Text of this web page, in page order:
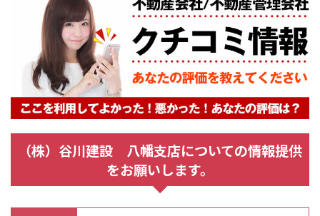
（株）谷川建設 八幡支店についての情報提供
をお願いします。